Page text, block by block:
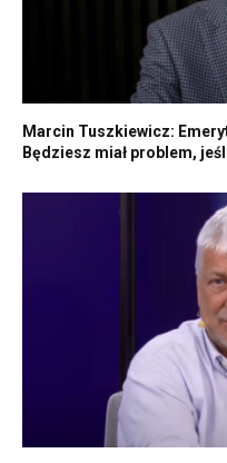
Marcin Tuszkiewicz:
Będziesz miał problem,